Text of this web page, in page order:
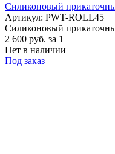
Силиконовый
Артикул: PWT-ROLL45
Силиконовый
2 600 руб. за 1
Нет в наличии
Под заказ